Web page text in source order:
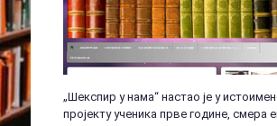
„Шекспир у нама“ настао је у
пројекту ученика прве године, смера